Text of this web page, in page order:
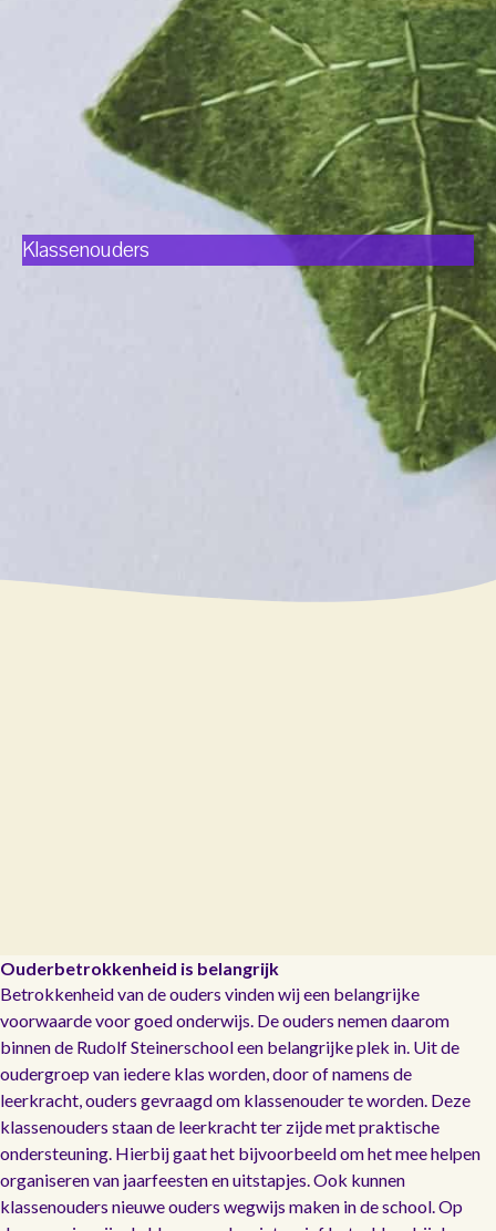
Klassenouders
Ouderbetrokkenheid is belangrijk
Betrokkenheid van de ouders vinden wij een belangrijke
voorwaarde voor goed onderwijs. De ouders nemen daarom
binnen de Rudolf Steinerschool een belangrijke plek in. Uit de
oudergroep van iedere klas worden, door of namens de
leerkracht, ouders gevraagd om klassenouder te worden. Deze
klassenouders staan de leerkracht ter zijde met praktische
ondersteuning. Hierbij gaat het bijvoorbeeld om het mee helpen
organiseren van jaarfeesten en uitstapjes. Ook kunnen
klassenouders nieuwe ouders wegwijs maken in de school. Op